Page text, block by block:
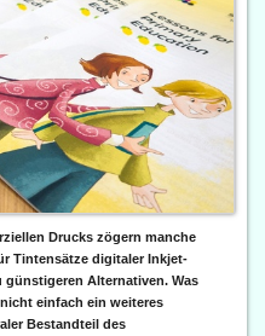
Drucks zögern manche
Tintensätze digitaler Inkjet-
günstigeren Alternativen. Was
einfach ein weiteres
Bestandteil des